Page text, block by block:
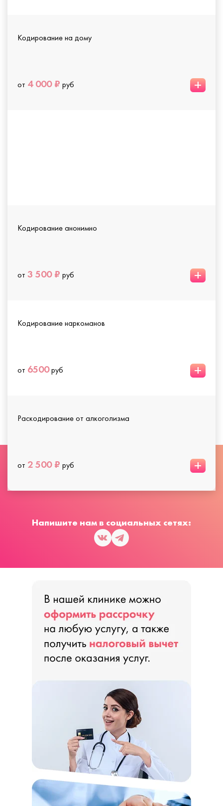
Кодирование на дому
от 4 000 ₽ руб +
Кодирование анонимно
от 3 500 ₽ руб +
Кодирование наркоманов
от 6500руб +
Раскодирование от алкоголизма
от 2 500 ₽ руб +
Напишите нам в социальных сетях: